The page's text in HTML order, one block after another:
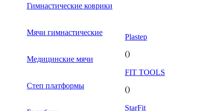
Гимнастические коврики
Мячи гимнастические
Медицинские мячи
Степ платформы
Plastep
()
FIT TOOLS
()
StarFit